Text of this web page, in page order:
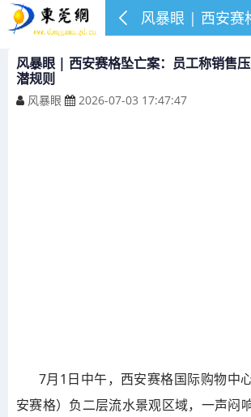
风暴眼 | 西安赛格坠亡案：员工称销售
潜规则
风暴眼 2026-07-03 17:47:47
7月1日中午，西安赛格国际购物中
安赛格）负二层流水景观区域，一声闷